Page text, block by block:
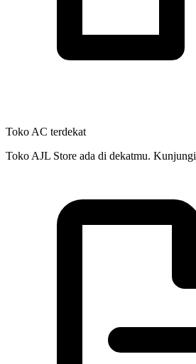
Toko AC terdekat
Toko AJL Store ada di dekatmu. Kunjungi